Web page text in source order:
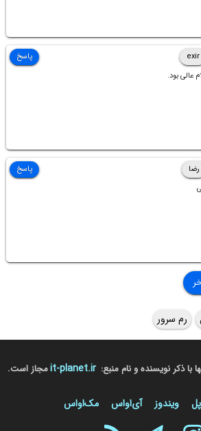
exir
عالی بود.
پاسخ
رضا
پاسخ
رم سرور
با ذکر نویسنده و نام منبع: it-planet.irمجاز است.
ویندوز آی‌او‌اس مک‌او‌اس